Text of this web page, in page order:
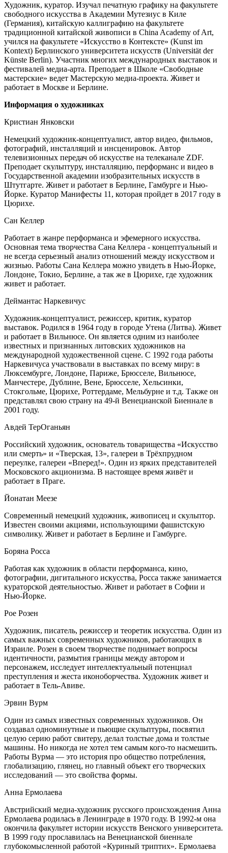
Художник, куратор. Изучал печатную графику на факультете
свободного искусства в Академии Мутезиус в Киле
(Германия), китайскую каллиграфию на факультете
традиционной китайской живописи в China Academy of Art,
учился на факультете «Искусство в Контексте» (Kunst im
Kontext) Берлинского университета искусств (Universität der
Künste Berlin). Участник многих международных выставок и
фестивалей медиа-арта. Преподает в Школе «Свободные
мастерские» ведет Мастерскую медиа-проекта. Живет и
работает в Москве и Берлине.
Информация о художниках
Кристиан Янковски
Немецкий художник-концептуалист, автор видео, фильмов,
фотографий, инсталляций и инсценировок. Автор
телевизионных передач об искусстве на телеканале ZDF.
Преподает скульптуру, инсталляцию, перформанс и видео в
Государственной академии изобразительных искусств в
Штутгарте. Живет и работает в Берлине, Гамбурге и Нью-
Йорке. Куратор Манифесты 11, которая пройдет в 2017 году в
Цюрихе.
Сан Келлер
Работает в жанре перформанса и эфемерного искусства.
Основная тема творчества Сана Келлера - концептуальный и
не всегда серьезный анализ отношений между искусством и
жизнью. Работы Сана Келлера можно увидеть в Нью-Йорке,
Лондоне, Токио, Берлине, а так же в Цюрихе, где художник
живет и работает.
Деймантас Наркевичус
Художник-концептуалист, режиссер, критик, куратор
выставок. Родился в 1964 году в городе Утена (Литва). Живет
и работает в Вильнюсе. Он является одним из наиболее
известных и признанных литовских художников на
международной художественной сцене. С 1992 года работы
Наркевичуса участвовали в выставках по всему миру: в
Люксембурге, Лондоне, Париже, Брюсселе, Вильнюсе,
Манчестере, Дублине, Вене, Брюсселе, Хельсинки,
Стокгольме, Цюрихе, Роттердаме, Мельбурне и т.д. Также он
представлял свою страну на 49-й Венецианской Биеннале в
2001 году.
Авдей Тер­Оганьян
Российский художник, основатель товарищества «Искусство
или смерть» и «Тверская, 13», галереи в Трёхпрудном
переулке, галереи «Вперед!». Один из ярких представителей
Московского акционизма. В настоящее время живёт и
работает в Праге.
Йонатан Меезе
Современный немецкий художник, живописец и скульптор.
Известен своими акциями, использующими фашистскую
символику. Живет и работает в Берлине и Гамбурге.
Боряна Росса
Работая как художник в области перформанса, кино,
фотографии, дигитального искусства, Росса также занимается
кураторской деятельностью. Живет и работает в Софии и
Нью-Йорке.
Рое Розен
Художник, писатель, режиссер и теоретик искусства. Один из
самых важных современных художников, работающих в
Израиле. Розен в своем творчестве поднимает вопросы
идентичности, размытия границы между автором и
персонажем, исследует интеллектуальный потенциал
преступления и жеста иконоборчества. Художник живет и
работает в Тель-Авиве.
Эрвин Вурм
Один из самых известных современных художников. Он
создавал одноминутные и пьющие скульптуры, посвятил
целую серию работ свитеру, делал толстые дома и толстые
машины. Но никогда не хотел тем самым кого-то насмешить.
Работы Вурма — это история про общество потребления,
глобализацию, глянец, но главный объект его творческих
исследований — это свойства формы.
Анна Ермолаева
Австрийский медиа-художник русского происхождения Анна
Ермолаева родилась в Ленинграде в 1970 году. В 1992-м она
окончила факультет истории искусств Венского университета.
В 1999 году прославилась на Венецианской биеннале
глубокомысленной работой «Куриный триптих». Ермолаева